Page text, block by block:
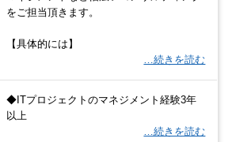
をご担当頂きます。
【具体的には】
…続きを読む
◆ITプロジェクトのマネジメント経験3年
以上
…続きを読む